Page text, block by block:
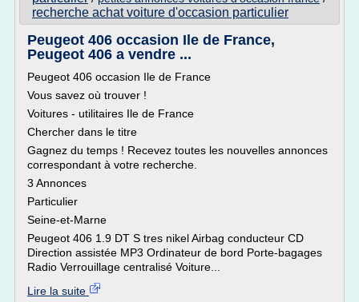
recherche achat voiture d'occasion particulier
Peugeot 406 occasion Ile de France,
Peugeot 406 a vendre ...
Peugeot 406 occasion Ile de France
Vous savez où trouver !
Voitures - utilitaires Ile de France
Chercher dans le titre
Gagnez du temps ! Recevez toutes les nouvelles annonces
correspondant à votre recherche.
3 Annonces
Particulier
Seine-et-Marne
Peugeot 406 1.9 DT S tres nikel Airbag conducteur CD
Direction assistée MP3 Ordinateur de bord Porte-bagages
Radio Verrouillage centralisé Voiture...
Lire la suite